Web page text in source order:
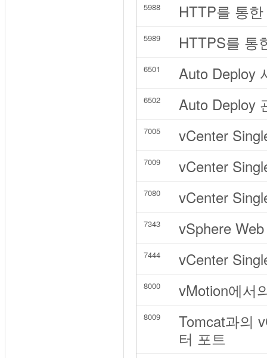
5988 HTTP를 통
5989 HTTPS를 통
6501 Auto Deploy
6502 Auto Deploy
7005 vCenter
7009 vCenter
7080 vCenter
7343 vSphere
7444 vCenter
8000 vMotion에서
8009
Tomcat과의
터 포트